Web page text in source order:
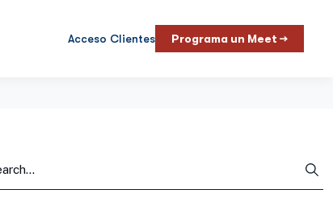
Acceso Clientes Programa un Meet →